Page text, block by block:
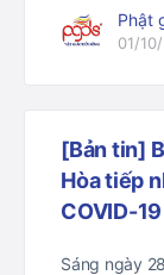
Phật
01/
[Bản tin]
Hòa tiếp
COVID-19
Sáng ngày